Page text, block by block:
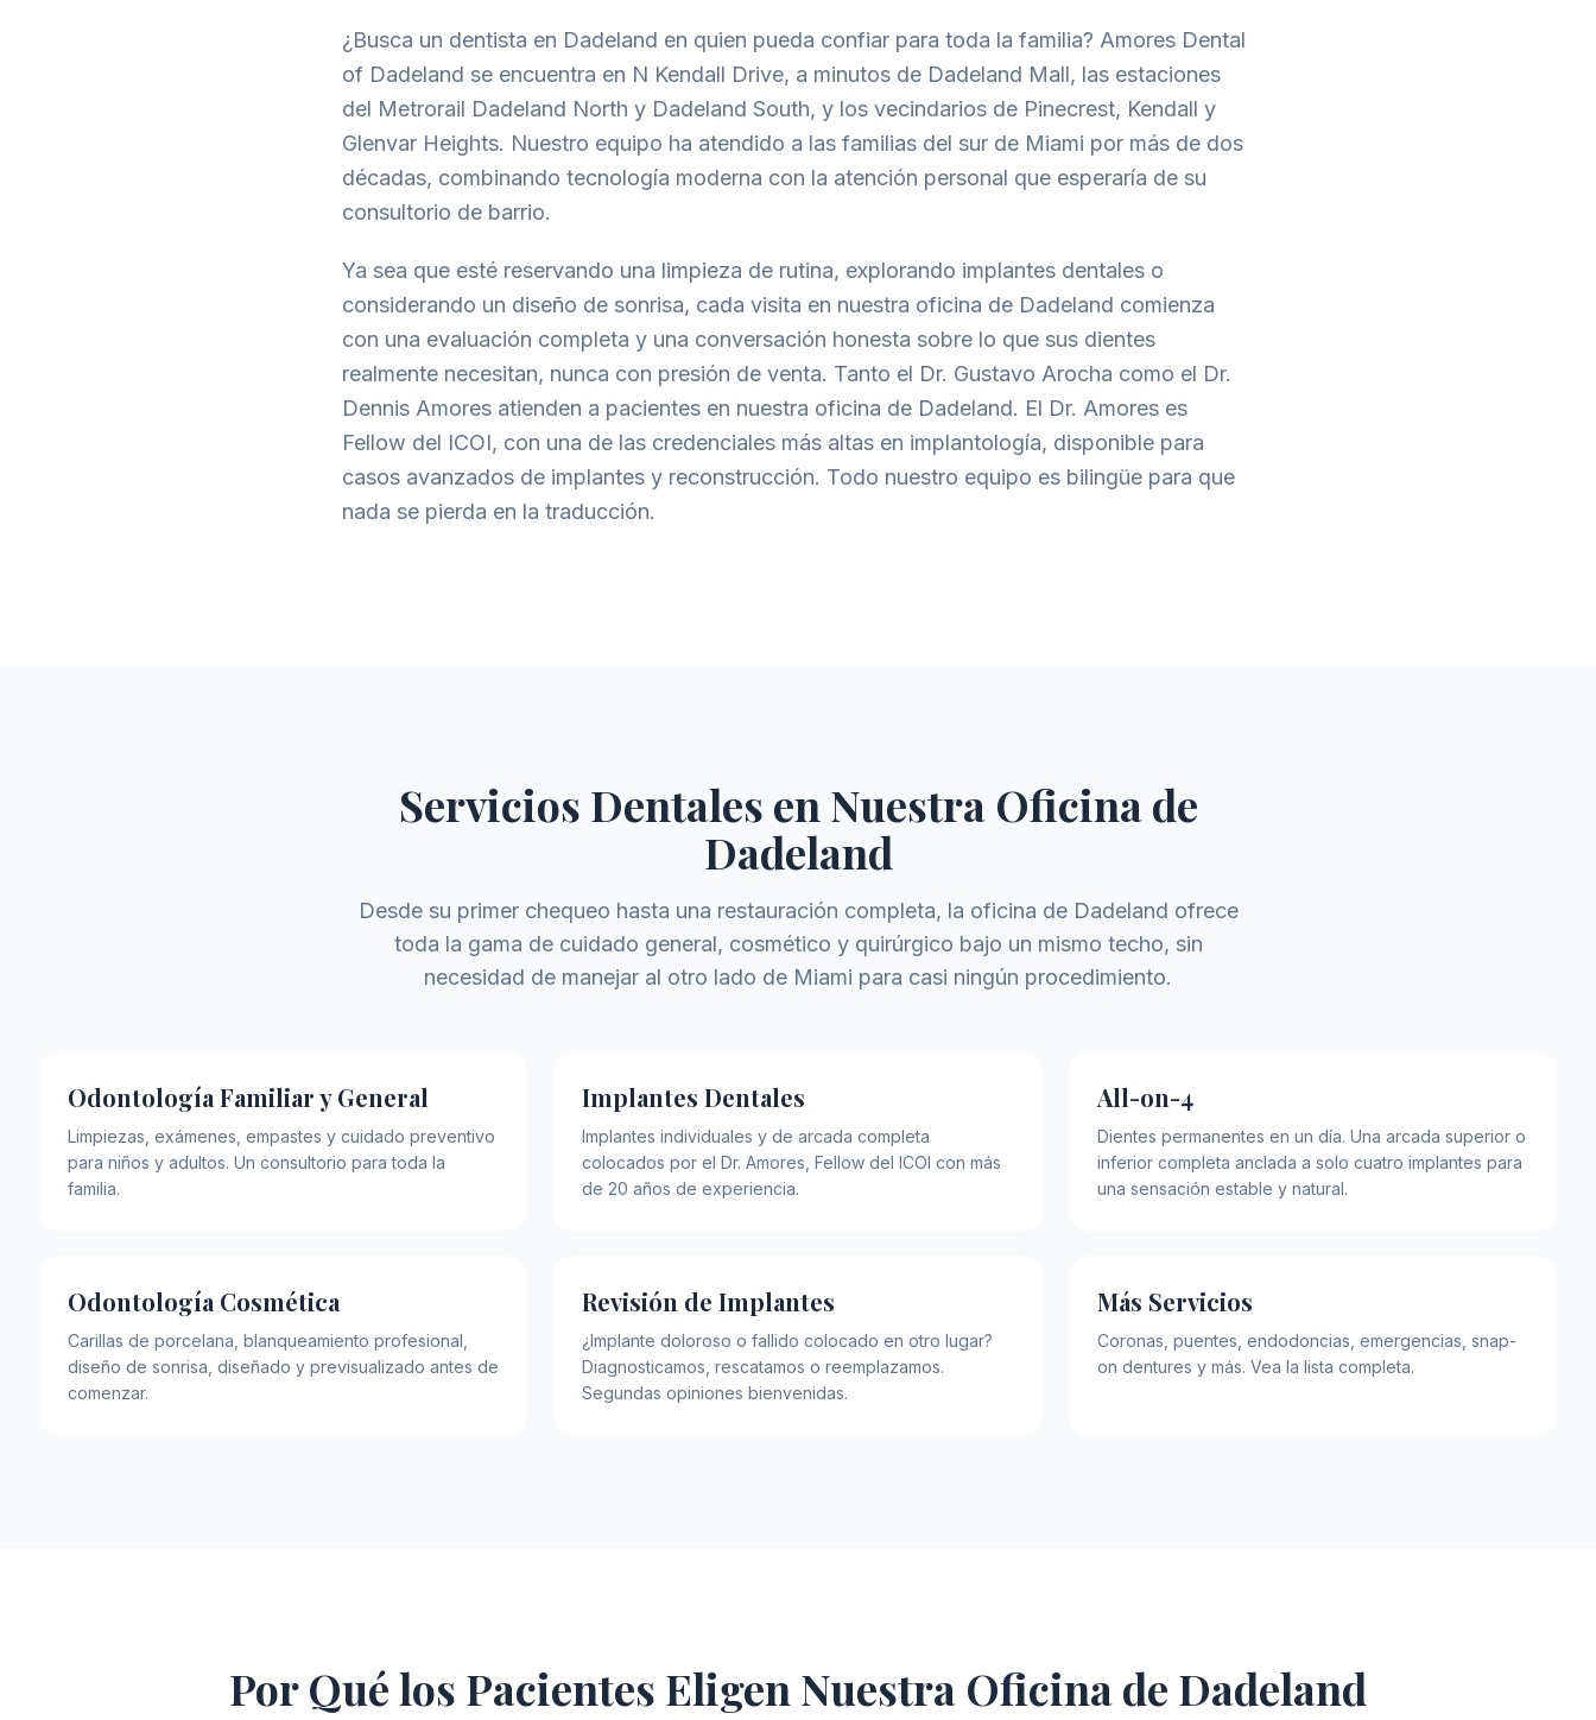
¿Busca un dentista en Dadeland en quien pueda confiar para toda la familia? Amores Dental
of Dadeland se encuentra en N Kendall Drive, a minutos de Dadeland Mall, las estaciones
del Metrorail Dadeland North y Dadeland South, y los vecindarios de Pinecrest, Kendall y
Glenvar Heights. Nuestro equipo ha atendido a las familias del sur de Miami por más de dos
décadas, combinando tecnología moderna con la atención personal que esperaría de su
consultorio de barrio.
Ya sea que esté reservando una limpieza de rutina, explorando implantes dentales o
considerando un diseño de sonrisa, cada visita en nuestra oficina de Dadeland comienza
con una evaluación completa y una conversación honesta sobre lo que sus dientes
realmente necesitan, nunca con presión de venta. Tanto el Dr. Gustavo Arocha como el Dr.
Dennis Amores atienden a pacientes en nuestra oficina de Dadeland. El Dr. Amores es
Fellow del ICOI, con una de las credenciales más altas en implantología, disponible para
casos avanzados de implantes y reconstrucción. Todo nuestro equipo es bilingüe para que
nada se pierda en la traducción.
Servicios Dentales en Nuestra Oficina de
Dadeland
Desde su primer chequeo hasta una restauración completa, la oficina de Dadeland ofrece
toda la gama de cuidado general, cosmético y quirúrgico bajo un mismo techo, sin
necesidad de manejar al otro lado de Miami para casi ningún procedimiento.
Odontología Familiar y General
Limpiezas, exámenes, empastes y cuidado preventivo
para niños y adultos. Un consultorio para toda la
familia.
Implantes Dentales
Implantes individuales y de arcada completa
colocados por el Dr. Amores, Fellow del ICOI con más
de 20 años de experiencia.
All-on-4
Dientes permanentes en un día. Una arcada superior o
inferior completa anclada a solo cuatro implantes para
una sensación estable y natural.
Odontología Cosmética
Carillas de porcelana, blanqueamiento profesional,
diseño de sonrisa, diseñado y previsualizado antes de
comenzar.
Revisión de Implantes
¿Implante doloroso o fallido colocado en otro lugar?
Diagnosticamos, rescatamos o reemplazamos.
Segundas opiniones bienvenidas.
Más Servicios
Coronas, puentes, endodoncias, emergencias, snap-
on dentures y más. Vea la lista completa.
Por Qué los Pacientes Eligen Nuestra Oficina de Dadeland